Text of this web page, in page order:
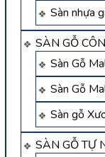
Sàn nhựa
SÀN GỖ
Sàn Gỗ
Sàn Gỗ
Sàn gỗ
SÀN GỖ TỰ